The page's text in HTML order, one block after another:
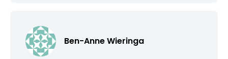
Ben-Anne Wieringa